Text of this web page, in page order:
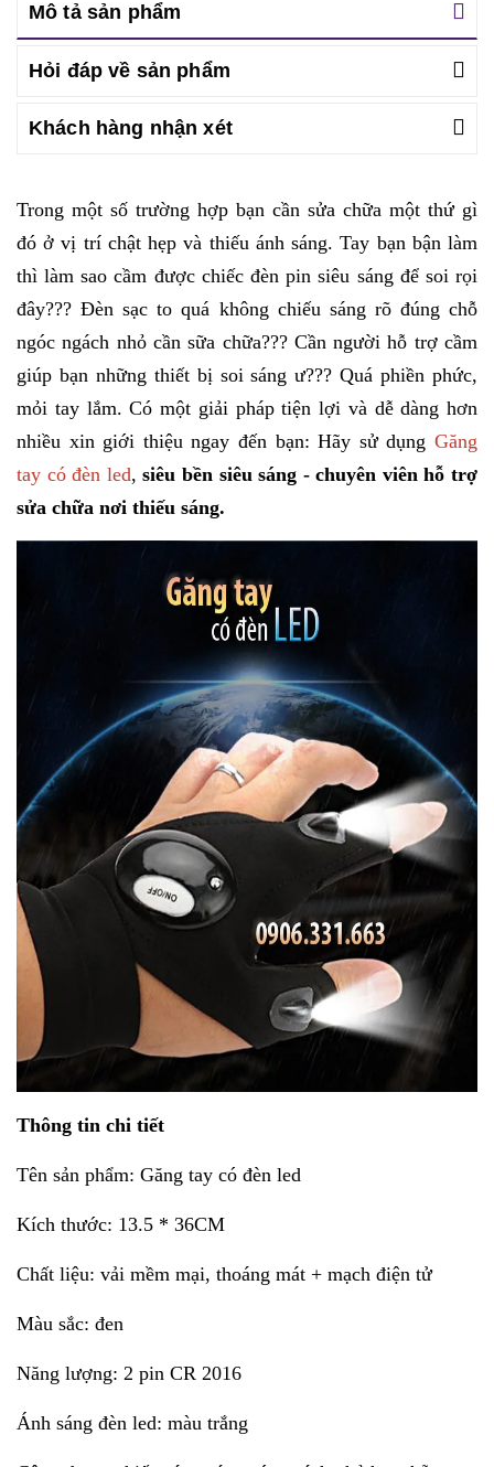
Mô tả sản phẩm
Hỏi đáp về sản phẩm
Khách hàng nhận xét
Trong một số trường hợp bạn cần sửa chữa một thứ gì
đó ở vị trí chật hẹp và thiếu ánh sáng. Tay bạn bận làm
thì làm sao cầm được chiếc đèn pin siêu sáng để soi rọi
đây??? Đèn sạc to quá không chiếu sáng rõ đúng chỗ
ngóc ngách nhỏ cần sữa chữa??? Cần người hỗ trợ cầm
giúp bạn những thiết bị soi sáng ư??? Quá phiền phức,
mỏi tay lắm. Có một giải pháp tiện lợi và dễ dàng hơn
nhiều xin giới thiệu ngay đến bạn: Hãy sử dụng Găng
tay có đèn led,siêu bền siêu sáng - chuyên viên hỗ trợ
sửa chữa nơi thiếu sáng.
Thông tin chi tiết
Tên sản phẩm: Găng tay có đèn led
Kích thước: 13.5 * 36CM
Chất liệu: vải mềm mại, thoáng mát + mạch điện tử
Màu sắc: đen
Năng lượng: 2 pin CR 2016
Ánh sáng đèn led: màu trắng